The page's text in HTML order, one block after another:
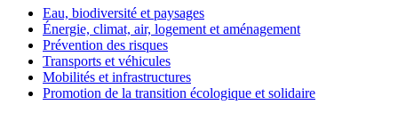
Eau, biodiversité et paysages
Énergie, climat, air, logement et aménagement
Prévention des risques
Transports et véhicules
Mobilités et infrastructures
Promotion de la transition écologique et solidaire